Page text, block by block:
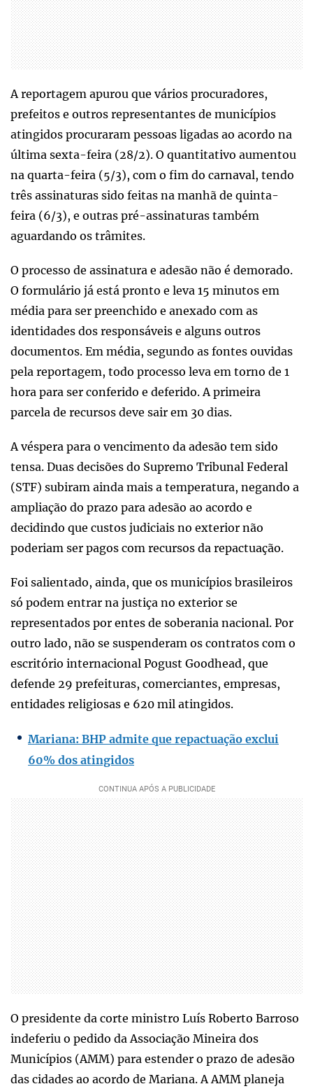
A reportagem apurou que vários procuradores,
prefeitos e outros representantes de municípios
atingidos procuraram pessoas ligadas ao acordo na
última sexta-feira (28/2). O quantitativo aumentou
na quarta-feira (5/3), com o fim do carnaval, tendo
três assinaturas sido feitas na manhã de quinta-
feira (6/3), e outras pré-assinaturas também
aguardando os trâmites.
O processo de assinatura e adesão não é demorado.
O formulário já está pronto e leva 15 minutos em
média para ser preenchido e anexado com as
identidades dos responsáveis e alguns outros
documentos. Em média, segundo as fontes ouvidas
pela reportagem, todo processo leva em torno de 1
hora para ser conferido e deferido. A primeira
parcela de recursos deve sair em 30 dias.
A véspera para o vencimento da adesão tem sido
tensa. Duas decisões do Supremo Tribunal Federal
(STF) subiram ainda mais a temperatura, negando a
ampliação do prazo para adesão ao acordo e
decidindo que custos judiciais no exterior não
poderiam ser pagos com recursos da repactuação.
Foi salientado, ainda, que os municípios brasileiros
só podem entrar na justiça no exterior se
representados por entes de soberania nacional. Por
outro lado, não se suspenderam os contratos com o
escritório internacional Pogust Goodhead, que
defende 29 prefeituras, comerciantes, empresas,
entidades religiosas e 620 mil atingidos.
Mariana: BHP admite que repactuação exclui
60% dos atingidos
O presidente da corte ministro Luís Roberto Barroso
indeferiu o pedido da Associação Mineira dos
Municípios (AMM) para estender o prazo de adesão
das cidades ao acordo de Mariana. A AMM planeja